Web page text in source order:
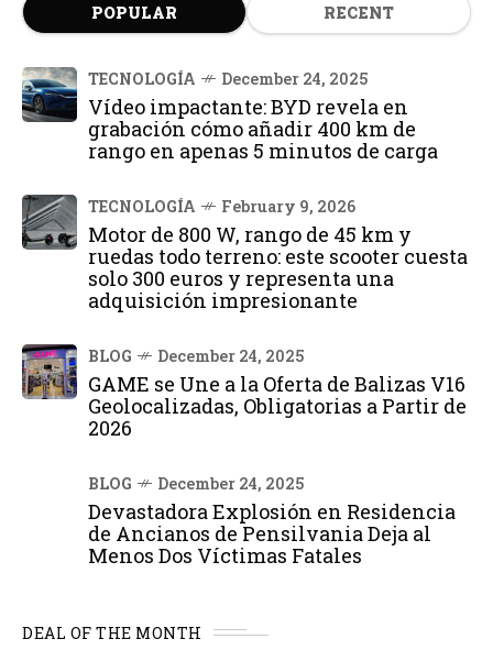
POPULAR RECENT
TECNOLOGÍA December 24, 2025
Vídeo impactante: BYD revela en
grabación cómo añadir 400 km de
rango en apenas 5 minutos de carga
TECNOLOGÍA February 9, 2026
Motor de 800 W, rango de 45 km y
ruedas todo terreno: este scooter cuesta
solo 300 euros y representa una
adquisición impresionante
BLOG December 24, 2025
GAME se Une a la Oferta de Balizas V16
Geolocalizadas, Obligatorias a Partir de
2026
BLOG December 24, 2025
Devastadora Explosión en Residencia
de Ancianos de Pensilvania Deja al
Menos Dos Víctimas Fatales
DEAL OF THE MONTH